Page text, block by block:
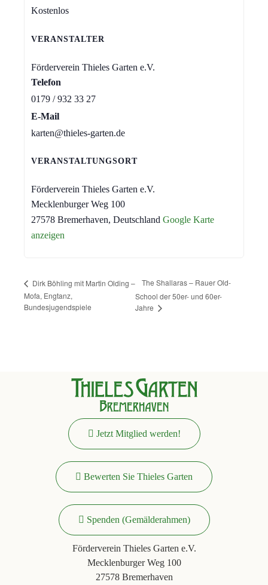
Kostenlos
VERANSTALTUNGSORT
Förderverein Thieles Garten e.V.
Mecklenburger Weg 100
27578 Bremerhaven, Deutschland Google Karte
anzeigen
VERANSTALTER
Förderverein Thieles Garten e.V.
Telefon
0179 / 932 33 27
E-Mail
karten@thieles-garten.de
Dirk Böhling mit Martin Olding –
Mofa, Engtanz,
Bundesjugendspiele
The Shallaras – Rauer Old-
School der 50er- und 60er-
Jahre
Jetzt Mitglied werden!
Bewerten Sie Thieles Garten
Spenden (Gemälderahmen)
Förderverein Thieles Garten e.V.
Mecklenburger Weg 100
27578 Bremerhaven